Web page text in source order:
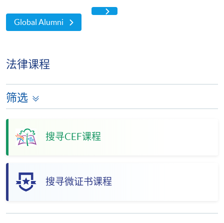
Global Alumni
法律课程
筛选
搜寻CEF课程
搜寻微证书课程